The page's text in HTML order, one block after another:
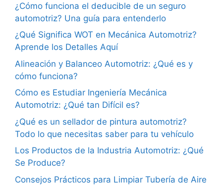
¿Cómo funciona el deducible de un seguro
automotriz? Una guía para entenderlo
¿Qué Significa WOT en Mecánica Automotriz?
Aprende los Detalles Aquí
Alineación y Balanceo Automotriz: ¿Qué es y
cómo funciona?
Cómo es Estudiar Ingeniería Mecánica
Automotriz: ¿Qué tan Difícil es?
¿Qué es un sellador de pintura automotriz?
Todo lo que necesitas saber para tu vehículo
Los Productos de la Industria Automotriz: ¿Qué
Se Produce?
Consejos Prácticos para Limpiar Tubería de Aire